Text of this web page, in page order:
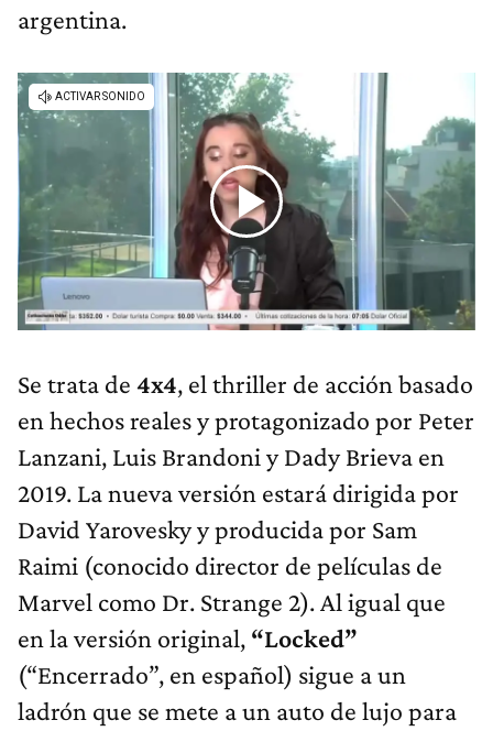
argentina.
Se trata de 4x4, el thriller de acción basado
en hechos reales y protagonizado por Peter
Lanzani, Luis Brandoni y Dady Brieva en
2019. La nueva versión estará dirigida por
David Yarovesky y producida por Sam
Raimi (conocido director de películas de
Marvel como Dr. Strange 2). Al igual que
en la versión original, “Locked”
(“Encerrado”, en español) sigue a un
ladrón que se mete a un auto de lujo para